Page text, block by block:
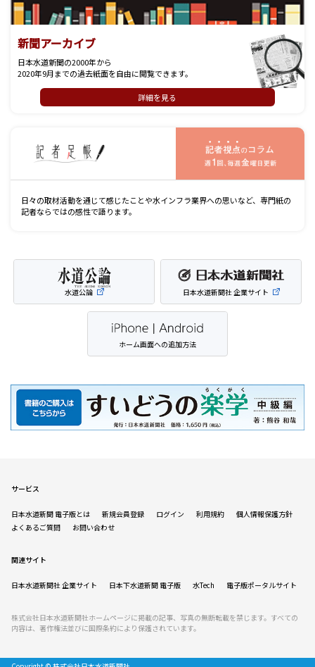
新聞アーカイブ
日本水道新聞の2000年から
2020年9月までの過去紙面を自由に閲覧できます。
詳細を見る
日々の取材活動を通じて感じたことや水インフラ業界への思いなど、専門紙の
記者ならではの感性で語ります。
水道公論 日本水道新聞社 企業サイト
ホーム画面への追加方法
サービス
日本水道新聞 電子版とは 新規会員登録 ログイン 利用規約
個人情報保護方針
よくあるご質問
お問い合わせ
関連サイト
日本水道新聞社 企業サイト 日本下水道新聞 電子版 水Tech 電子版ポータルサイト
株式会社日本水道新聞社ホームページに掲載の記事、写真の無断転載を禁じます。すべての
内容は、著作権法並びに国際条約により保護されています。